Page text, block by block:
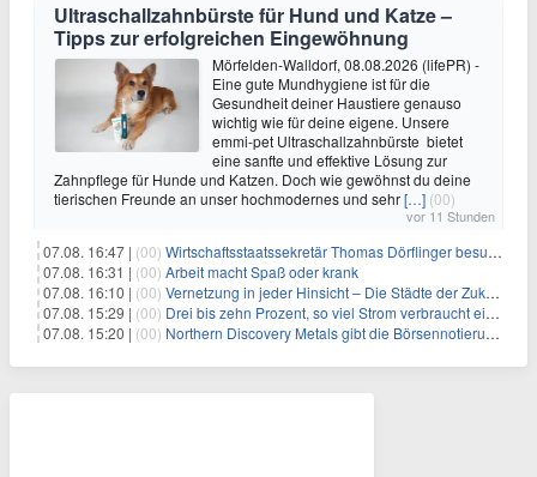
Ultraschallzahnbürste für Hund und Katze –
Tipps zur erfolgreichen Eingewöhnung
Mörfelden-Walldorf, 08.08.2026 (lifePR) -
Eine gute Mundhygiene ist für die
Gesundheit deiner Haustiere genauso
wichtig wie für deine eigene. Unsere
emmi-pet Ultraschallzahnbürste bietet
eine sanfte und effektive Lösung zur
Zahnpflege für Hunde und Katzen. Doch wie gewöhnst du deine
tierischen Freunde an unser hochmodernes und sehr[…] (00)
vor 11 Stunden
07.08. 16:47 | (00) Wirtschaftsstaatssekretär Thomas Dörflinger besucht Handwerksbetrieb im Kammerbezirk Freiburg
07.08. 16:31 | (00) Arbeit macht Spaß oder krank
07.08. 16:10 | (00) Vernetzung in jeder Hinsicht – Die Städte der Zukunft sind grün-blau
07.08. 15:29 | (00) Drei bis zehn Prozent, so viel Strom verbraucht ein Aufzug im Gebäude
07.08. 15:20 | (00) Northern Discovery Metals gibt die Börsennotierung an der Frankfurter Wertpapierbörse bekannt